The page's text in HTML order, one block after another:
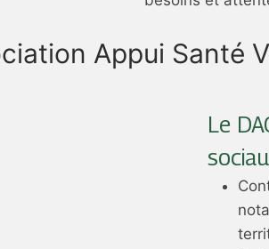
Appui Santé
Le